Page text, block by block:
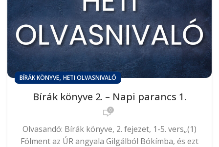
BÍRÁK KÖNYVE, HETI OLVASNIVALÓ
Bírák könyve 2. – Napi parancs 1.
0
Olvasandó: Bírák könyve, 2. fejezet, 1-5. vers„(1)
Fölment az ÚR angyala Gilgálból Bókímba, és ezt